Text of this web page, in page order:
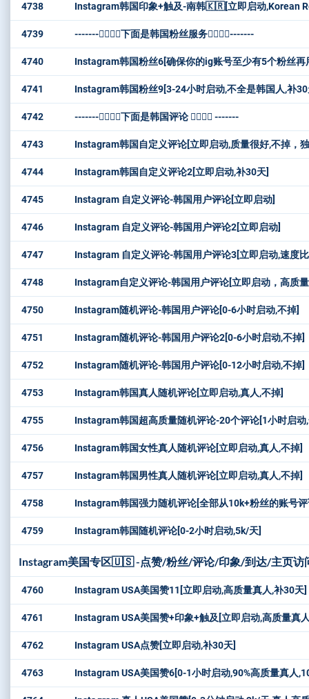
4738 Instagram韩国印象+触及-南韩🇰🇷[立即启动,Korean
4739 -------👇🏻👇🏻下面是韩国粉丝服务👇🏻👇🏻-------
4740 Instagram韩国粉丝6[确保你的ig账号至少有5个粉丝
4741 Instagram韩国粉丝9[3-24小时启动,不全是韩国人,补
4742 -------👇🏻👇🏻下面是韩国评论 👇🏻👇🏻 -------
4743 Instagram韩国自定义评论[立即启动,质量很好,不掉，
4744 Instagram韩国自定义评论2[立即启动,补30天]
4745 Instagram 自定义评论-韩国用户评论[立即启动]
4746 Instagram 自定义评论-韩国用户评论2[立即启动]
4747 Instagram 自定义评论-韩国用户评论3[立即启动,速度
4748 Instagram自定义评论-韩国用户评论[立即启动，高质
4750 Instagram随机评论-韩国用户评论[0-6小时启动,不掉]
4751 Instagram随机评论-韩国用户评论2[0-6小时启动,不掉]
4752 Instagram随机评论-韩国用户评论[0-12小时启动,不掉]
4753 Instagram韩国真人随机评论[立即启动,真人,不掉]
4755 Instagram韩国超高质量随机评论-20个评论[1小时启
4756 Instagram韩国女性真人随机评论[立即启动,真人,不掉]
4757 Instagram韩国男性真人随机评论[立即启动,真人,不掉]
4758 Instagram韩国强力随机评论[全部从10k+粉丝的账号
4759 Instagram韩国随机评论[0-2小时启动,5k/天]
Instagram美国专区🇺🇸 -点赞/粉丝/评论/印象/到达/主页访
4760 Instagram USA美国赞11[立即启动,高质量真人,补30天]
4761 Instagram USA美国赞+印象+触及[立即启动,高质量
4762 Instagram USA点赞[立即启动,补30天]
4763 Instagram USA美国赞6[0-1小时启动,90%高质量真人